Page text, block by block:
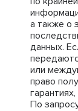
а также о
данных.
или
право
По